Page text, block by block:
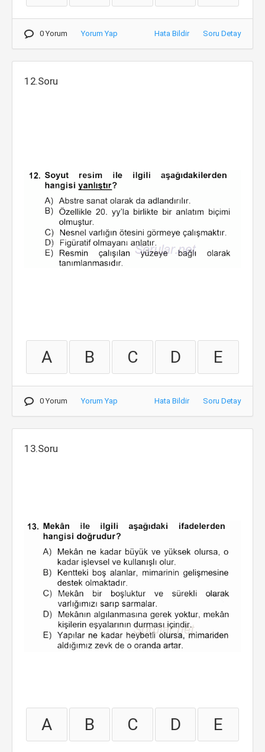
0 Yorum Yorum Yap Hata Bildir Soru Detay
12.Soru
A B C D E
0 Yorum Yorum Yap Hata Bildir Soru Detay
13.Soru
A B C D E